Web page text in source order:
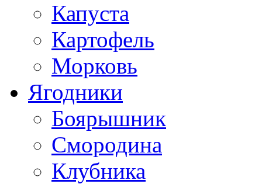
Капуста
Картофель
Морковь
Ягодники
Боярышник
Смородина
Клубника